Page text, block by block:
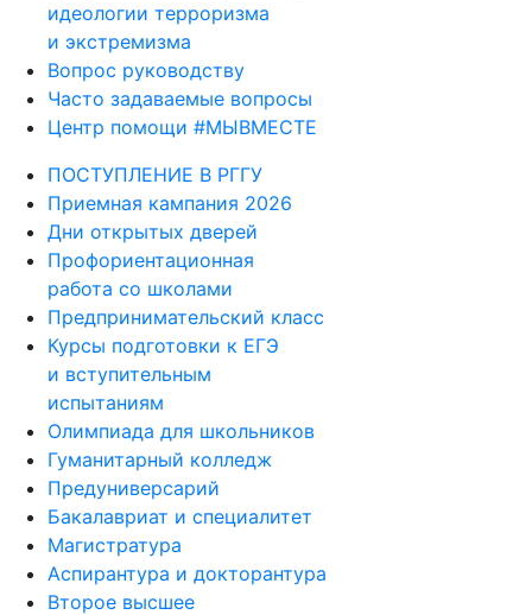
идеологии терроризма
и экстремизма
Вопрос руководству
Часто задаваемые вопросы
Центр помощи #МЫВМЕСТЕ
ПОСТУПЛЕНИЕ В РГГУ
Приемная кампания 2026
Дни открытых дверей
Профориентационная
работа со школами
Предпринимательский класс
Курсы подготовки к ЕГЭ
и вступительным
испытаниям
Олимпиада для школьников
Гуманитарный колледж
Предуниверсарий
Бакалавриат и специалитет
Магистратура
Аспирантура и докторантура
Второе высшее